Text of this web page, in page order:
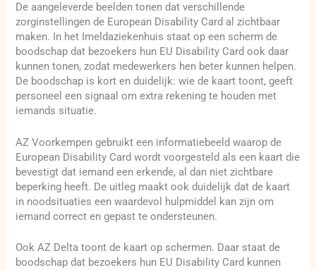
De aangeleverde beelden tonen dat verschillende
zorginstellingen de European Disability Card al zichtbaar
maken. In het Imeldaziekenhuis staat op een scherm de
boodschap dat bezoekers hun EU Disability Card ook daar
kunnen tonen, zodat medewerkers hen beter kunnen helpen.
De boodschap is kort en duidelijk: wie de kaart toont, geeft
personeel een signaal om extra rekening te houden met
iemands situatie.
AZ Voorkempen gebruikt een informatiebeeld waarop de
European Disability Card wordt voorgesteld als een kaart die
bevestigt dat iemand een erkende, al dan niet zichtbare
beperking heeft. De uitleg maakt ook duidelijk dat de kaart
in noodsituaties een waardevol hulpmiddel kan zijn om
iemand correct en gepast te ondersteunen.
Ook AZ Delta toont de kaart op schermen. Daar staat de
boodschap dat bezoekers hun EU Disability Card kunnen